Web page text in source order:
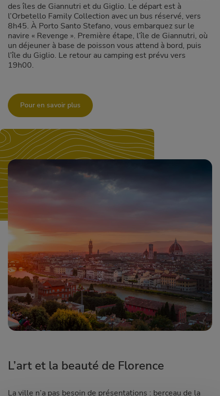
des îles de Giannutri et du Giglio. Le départ est à
l’Orbetello Family Collection avec un bus réservé, vers
8h45. À Porto Santo Stefano, vous embarquez sur le
navire « Revenge ». Première étape, l’île de Giannutri, où
un déjeuner à base de poisson vous attend à bord, puis
l’île du Giglio. Le retour au camping est prévu vers
19h00.
Pour en savoir plus
L’art et la beauté de Florence
La ville n’a pas besoin de présentations : berceau de la